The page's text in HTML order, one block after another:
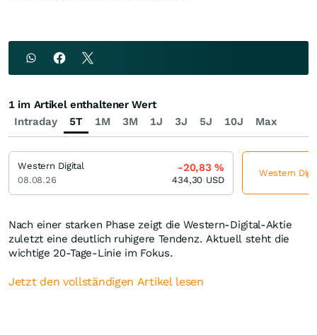
Nach einer starken Phase zeigt die Western-Digital-Aktie
zuletzt eine deutlich ruhigere Tendenz. Aktuell steht die
wichtige 20-Tage-Linie im Fokus.
Jetzt den vollständigen Artikel lesen
Intraday 5T 1M 3M 1J 3J 5J 10J Max
1 im Artikel enthaltener Wert
Western Digital
08.08.26
-20,83%
434,30 USD
Western